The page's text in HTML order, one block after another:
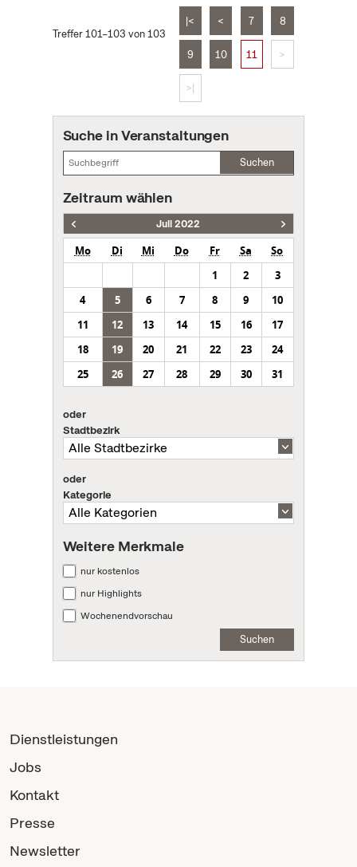
Treffer 101–103 von 103
|< < 7 8
9 10 11 >
>|
Suche in Veranstaltungen
Suchen
Zeitraum wählen
Juli 2022
Mo Di Mi Do Fr Sa
So
1
2
3
4
5 6 7 8 9
10
11
12 13 14 15 16
17
18
19 20 21 22 23
24
25
26 27 28 29 30 31
oder
Stadtbezirk
oder
Kategorie
Weitere Merkmale
nur kostenlos
nur Highlights
Wochenendvorschau
Suchen
Dienstleistungen
Jobs
Kontakt
Presse
Newsletter